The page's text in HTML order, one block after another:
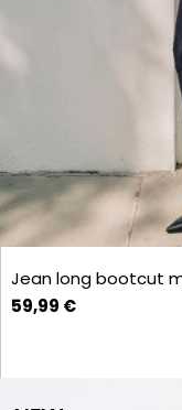
Jean long bootcut
59,99 €